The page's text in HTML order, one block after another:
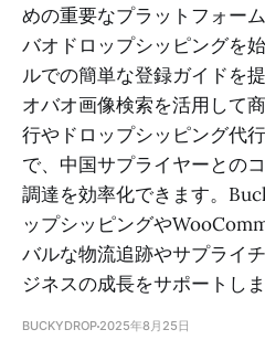
めの重要なプラットフォー
バオドロップシッピングを
ルでの簡単な登録ガイドを
オバオ画像検索を活用して
行やドロップシッピング代
で、中国サプライヤーとの
調達を効率化できます。
ップシッピングや
バルな物流追跡やサプライ
ジネスの成長をサポートしま
BUCKYDROP 2025年8月25日